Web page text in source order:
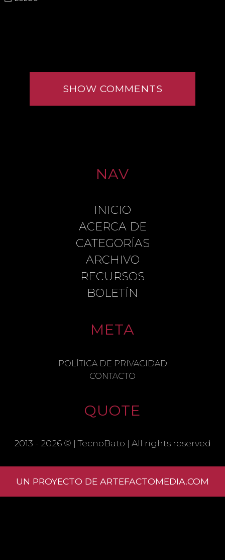
SHOW COMMENTS
LEAVE A REPLY
COMMENT
WEBSITE IN THIS BROWSER FOR THE
NEXT TIME I COMMENT.
Learn
NAV
INICIO
ACERCA DE
CATEGORÍAS
ARCHIVO
RECURSOS
BOLETÍN
META
POLÍTICA DE PRIVACIDAD
CONTACTO
QUOTE
2013 - 2026 © |TecnoBato | All rights reserved
UN PROYECTO DE ARTEFACTOMEDIA.COM